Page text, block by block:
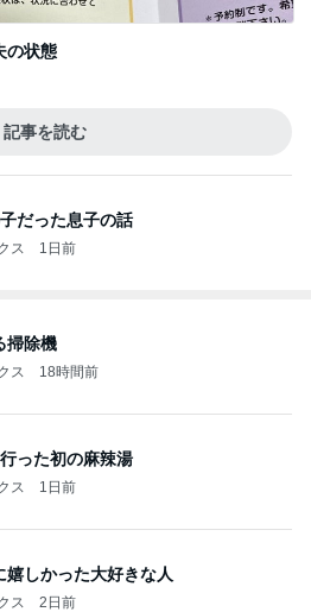
の状態
記事を読む
だった息子の話
ス 1日前
掃除機
ス 18時間前
った初の麻辣湯
ス 1日前
嬉しかった大好きな人
ス 2日前